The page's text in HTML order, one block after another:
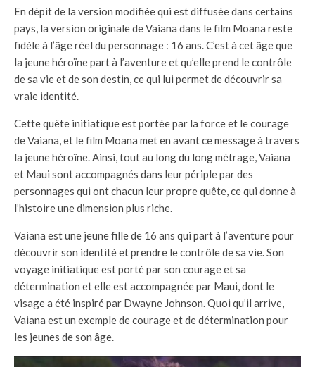
En dépit de la version modifiée qui est diffusée dans certains
pays, la version originale de Vaiana dans le film Moana reste
fidèle à l’âge réel du personnage : 16 ans. C’est à cet âge que
la jeune héroïne part à l’aventure et qu’elle prend le contrôle
de sa vie et de son destin, ce qui lui permet de découvrir sa
vraie identité.
Cette quête initiatique est portée par la force et le courage
de Vaiana, et le film Moana met en avant ce message à travers
la jeune héroïne. Ainsi, tout au long du long métrage, Vaiana
et Maui sont accompagnés dans leur périple par des
personnages qui ont chacun leur propre quête, ce qui donne à
l’histoire une dimension plus riche.
Vaiana est une jeune fille de 16 ans qui part à l’aventure pour
découvrir son identité et prendre le contrôle de sa vie. Son
voyage initiatique est porté par son courage et sa
détermination et elle est accompagnée par Maui, dont le
visage a été inspiré par Dwayne Johnson. Quoi qu’il arrive,
Vaiana est un exemple de courage et de détermination pour
les jeunes de son âge.